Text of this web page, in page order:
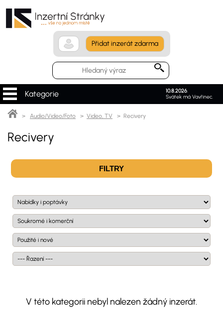
Přidat inzerát zdarma
10.8.2026.
Svátek má Vavřinec.
Kategorie
> Audio/Video/Foto > Video, TV > Recivery
Recivery
FILTRY
V této kategorii nebyl nalezen žádný inzerát.